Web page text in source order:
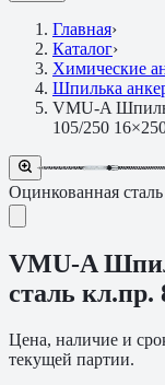
Главная›
Каталог›
Химические
Шпилька
VMU-A
105/250
Оцинкованная
VMU-A
сталь кл.пр.
Цена, наличие и
текущей партии.